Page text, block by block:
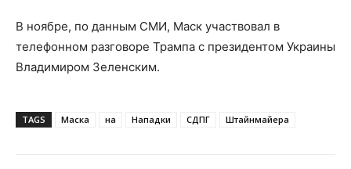
В ноябре, по данным СМИ, Маск участвовал в
телефонном разговоре Трампа с президентом Украины
Владимиром Зеленским.
TAGS Маска на Нападки СДПГ Штайнмайера